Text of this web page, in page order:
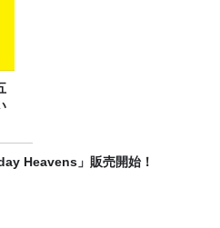
Heavens」販売開始！